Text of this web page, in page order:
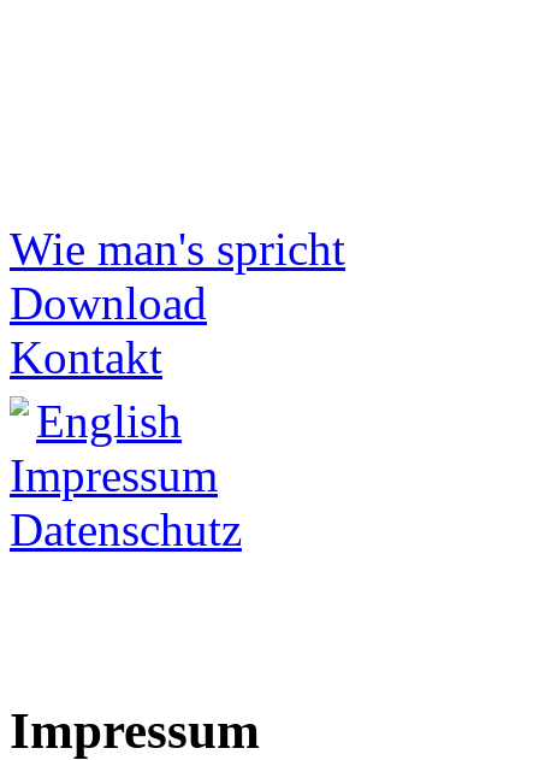
Wie man's spricht
Download
Kontakt
English
Impressum
Datenschutz
Impressum